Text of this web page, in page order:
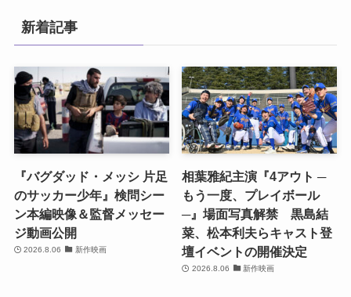
新着記事
『バグダッド・メッシ 片足
のサッカー少年』検問シー
ン本編映像＆監督メッセー
ジ動画公開
2026.8.06 新作映画
相葉雅紀主演『4アウト ─
もう一度、プレイボール
─』場面写真解禁 黒島結
菜、松本利夫らキャスト登
壇イベントの開催決定
2026.8.06 新作映画